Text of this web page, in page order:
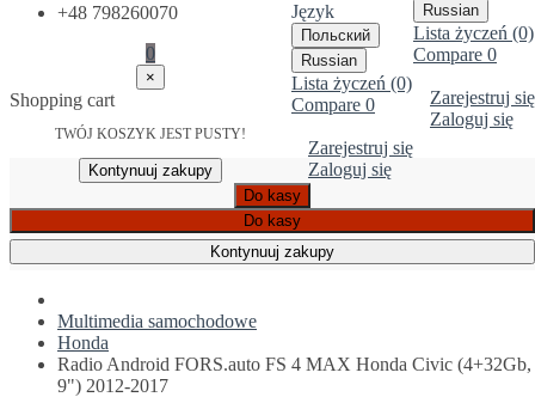
Russian
Lista życzeń (0)
Compare 0
Zarejestruj się
Zaloguj się
Język
Польский
Russian
Lista życzeń (0)
Compare 0
Zarejestruj się
Zaloguj się
+48 798260070
0
×
Shopping cart
TWÓJ KOSZYK JEST PUSTY!
Kontynuuj zakupy
Do kasy
Do kasy
Kontynuuj zakupy
Multimedia samochodowe
Honda
Radio Android FORS.auto FS 4 MAX Honda Civic (4+32Gb,
9") 2012-2017